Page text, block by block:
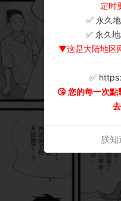
定时
✅ 永久
✅ 永久
▼这是大陆地区
✅
😘 您的每一次
朕